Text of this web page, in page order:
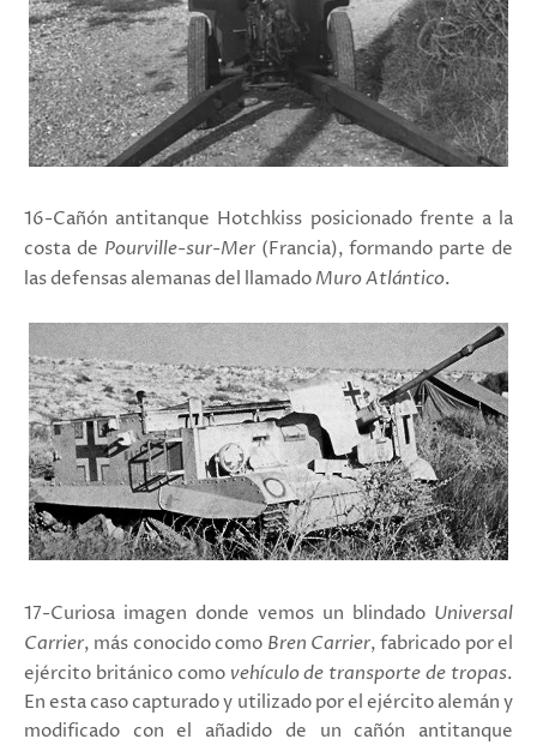
16-Cañón antitanque Hotchkiss posicionado frente a la
costa de Pourville-sur-Mer(Francia), formando parte de
las defensas alemanas del llamado Muro Atlántico.
17-Curiosa imagen donde vemos un blindado Universal
Carrier, más conocido como Bren Carrier, fabricado por el
ejército británico como vehículo de transporte de tropas.
En esta caso capturado y utilizado por el ejército alemán y
modificado con el añadido de un cañón antitanque